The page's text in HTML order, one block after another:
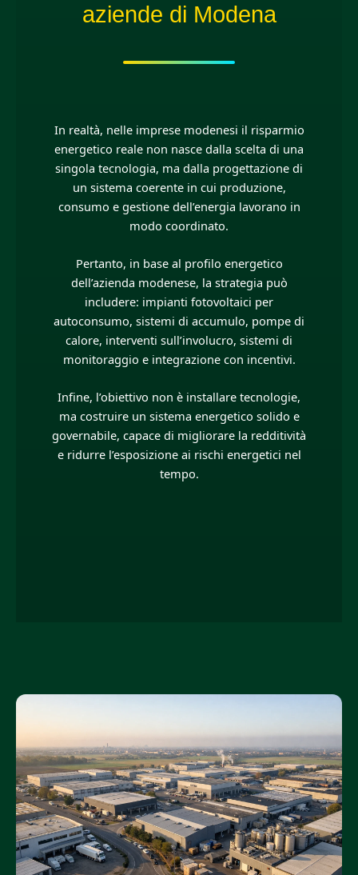
aziende di Modena
In realtà, nelle imprese modenesi il risparmio
energetico reale non nasce dalla scelta di una
singola tecnologia, ma dalla progettazione di
un sistema coerente in cui produzione,
consumo e gestione dell’energia lavorano in
modo coordinato.
Pertanto, in base al profilo energetico
dell’azienda modenese, la strategia può
includere: impianti fotovoltaici per
autoconsumo, sistemi di accumulo, pompe di
calore, interventi sull’involucro, sistemi di
monitoraggio e integrazione con incentivi.
Infine, l’obiettivo non è installare tecnologie,
ma costruire un sistema energetico solido e
governabile, capace di migliorare la redditività
e ridurre l’esposizione ai rischi energetici nel
tempo.